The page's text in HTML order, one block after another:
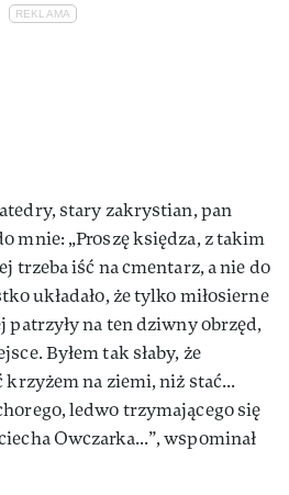
stary zakrystian, pan
mnie: „Proszę księdza, z takim
trzeba iść na cmentarz, a nie do
układało, że tylko miłosierne
na ten dziwny obrzęd,
Byłem tak słaby, że
na ziemi, niż stać...
ledwo trzymającego się
Owczarka...”, wspominał